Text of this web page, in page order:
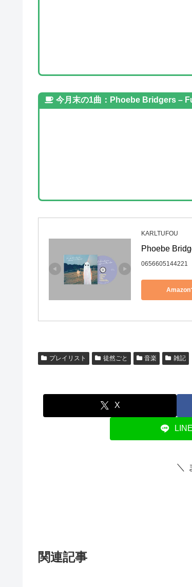
今月末の1曲：Phoebe Bridgers –
KARLTUFOU
Phoebe
0656605144221
Amazon
プレイリスト 徒然ごと 音楽 雑記
X
LINE
＼
関連記事